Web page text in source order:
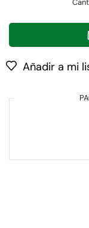
Añadir a mi